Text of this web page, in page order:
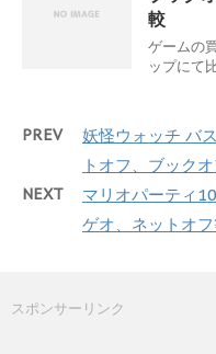
較
ゲームの
ップにて
PREV
妖怪ウォッチ バ
トオフ、ブック
NEXT
マリオパーティ
ゲオ、ネットオ
スポンサーリンク